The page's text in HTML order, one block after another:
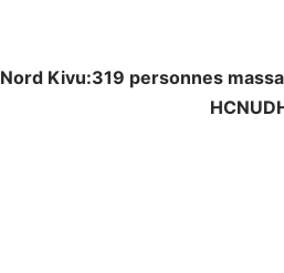
Nord Kivu:319 personnes